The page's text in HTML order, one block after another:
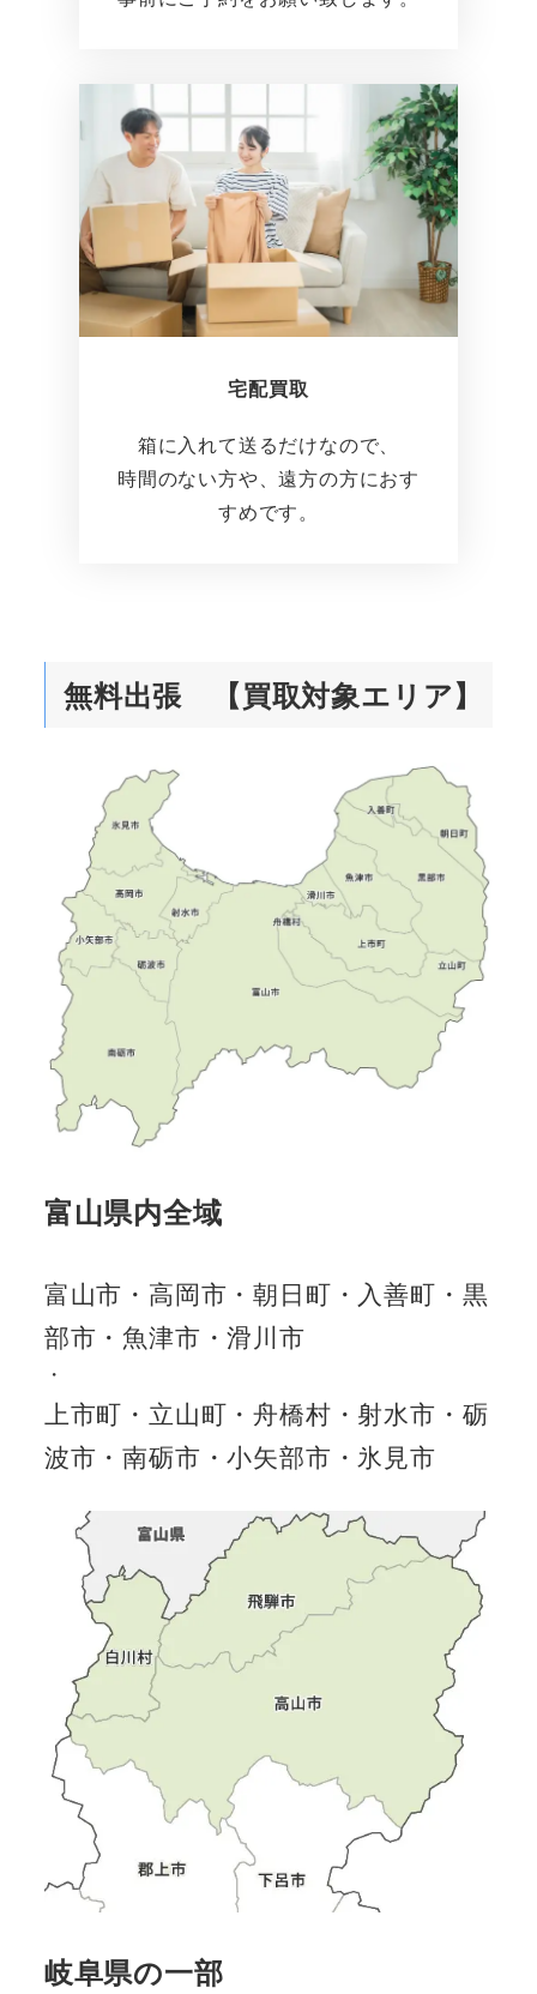
宅配買取
箱に入れて送るだけなので、
時間のない方や、遠方の方におす
すめです。
無料出張 【買取対象エリア】
富山県内全域
富山市・高岡市・朝日町・入善町・黒
部市・魚津市・滑川市
・
上市町・立山町・舟橋村・射水市・砺
波市・南砺市・小矢部市・氷見市
岐阜県の一部